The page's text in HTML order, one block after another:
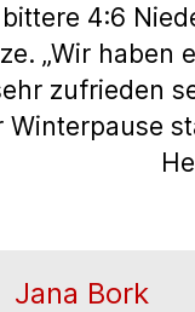
4:6
„Wir
zufrieden
Winterpause
Jana Bork